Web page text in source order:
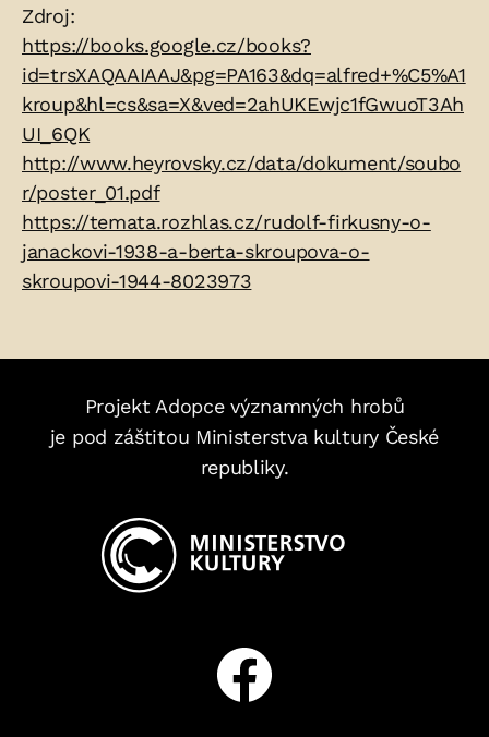
Zdroje:
Zdroj:
https://books.google.cz/books?
id=trsXAQAAIAAJ&pg=PA163&dq=alfred+%C5%A1
kroup&hl=cs&sa=X&ved=2ahUKEwjc1fGwuoT3Ah
UI_6QK
http://www.heyrovsky.cz/data/dokument/soubo
r/poster_01.pdf
https://temata.rozhlas.cz/rudolf-firkusny-o-
janackovi-1938-a-berta-skroupova-o-
skroupovi-1944-8023973
Projekt Adopce významných hrobů
je pod záštitou Ministerstva kultury České
republiky.
Facebook